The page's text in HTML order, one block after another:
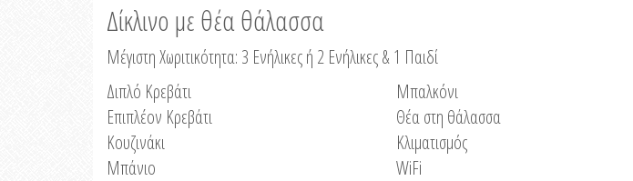
Δίκλινο με θέα θάλασσα
Μέγιστη Χωριτικότητα: 3 Ενήλικες ή 2 Ενήλικες & 1 Παιδί
Διπλό Κρεβάτι
Επιπλέον Κρεβάτι
Κουζινάκι
Μπάνιο
Μπαλκόνι
Θέα στη θάλασσα
Κλιματισμός
WiFi